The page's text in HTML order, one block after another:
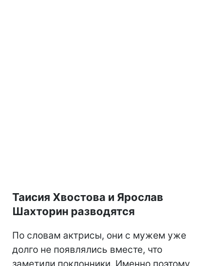
Таисия Хвостова и Ярослав
Шахторин разводятся
По словам актрисы, они с мужем уже
долго не появлялись вместе, что
заметили поклонники. Именно поэтому